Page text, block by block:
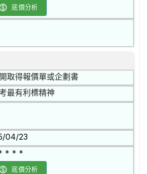
底價分析
取得報價單或企劃書
最有利標精神
04/23
* * *
底價分析